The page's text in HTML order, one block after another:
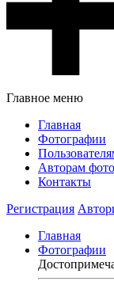
Главное меню
Главная
Фотографии
Авторам фото
Контакты
Регистрация
Главная
Фотографии